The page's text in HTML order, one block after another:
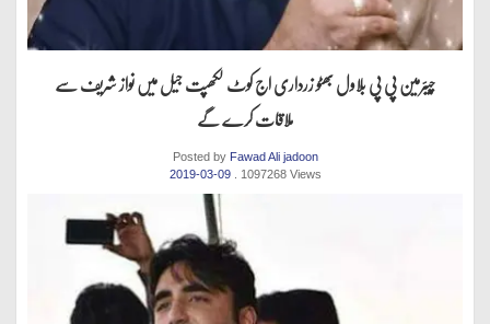
چیئرمین پی پی بلاول بھٹو زرداری اج کوٹ لکھپت جیل میں نواز شریف سے
ملاقات کرے گے
Posted by Fawad Ali jadoon
2019-03-09
. 1097268 Views